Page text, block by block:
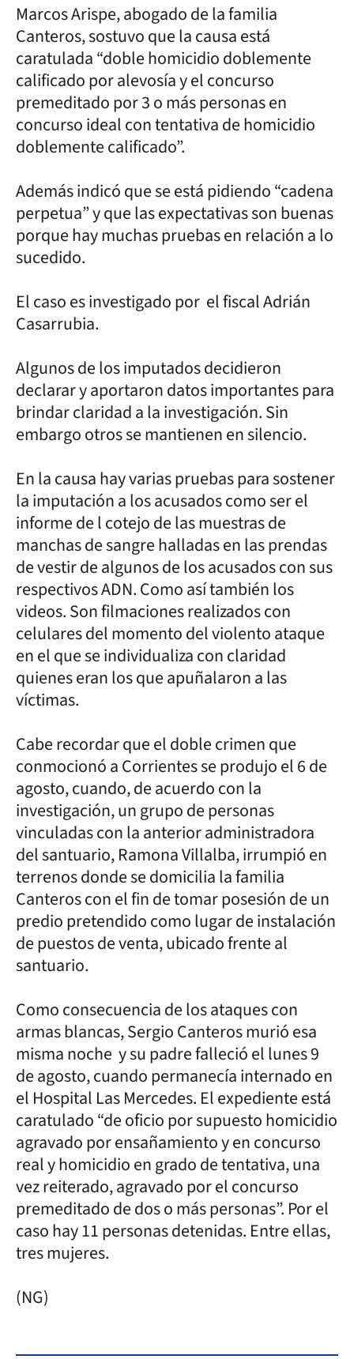
Marcos Arispe, abogado de la familia
Canteros, sostuvo que la causa está
caratulada “doble homicidio doblemente
calificado por alevosía y el concurso
premeditado por 3 o más personas en
concurso ideal con tentativa de homicidio
doblemente calificado”.
Además indicó que se está pidiendo “cadena
perpetua” y que las expectativas son buenas
porque hay muchas pruebas en relación a lo
sucedido.
El caso es investigado por el fiscal Adrián
Casarrubia.
Algunos de los imputados decidieron
declarar y aportaron datos importantes para
brindar claridad a la investigación. Sin
embargo otros se mantienen en silencio.
En la causa hay varias pruebas para sostener
la imputación a los acusados como ser el
informe de l cotejo de las muestras de
manchas de sangre halladas en las prendas
de vestir de algunos de los acusados con sus
respectivos ADN. Como así también los
videos. Son filmaciones realizados con
celulares del momento del violento ataque
en el que se individualiza con claridad
quienes eran los que apuñalaron a las
víctimas.
Cabe recordar que el doble crimen que
conmocionó a Corrientes se produjo el 6 de
agosto, cuando, de acuerdo con la
investigación, un grupo de personas
vinculadas con la anterior administradora
del santuario, Ramona Villalba, irrumpió en
terrenos donde se domicilia la familia
Canteros con el fin de tomar posesión de un
predio pretendido como lugar de instalación
de puestos de venta, ubicado frente al
santuario.
Como consecuencia de los ataques con
armas blancas, Sergio Canteros murió esa
misma noche y su padre falleció el lunes 9
de agosto, cuando permanecía internado en
el Hospital Las Mercedes. El expediente está
caratulado “de oficio por supuesto homicidio
agravado por ensañamiento y en concurso
real y homicidio en grado de tentativa, una
vez reiterado, agravado por el concurso
premeditado de dos o más personas”. Por el
caso hay 11 personas detenidas. Entre ellas,
tres mujeres.
(NG)